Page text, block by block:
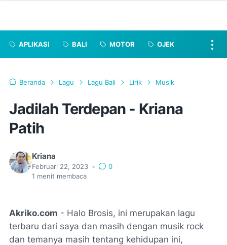
APLIKASI BALI MOTOR OJEK
Beranda Lagu Lagu Bali Lirik Musik
Jadilah Terdepan - Kriana
Patih
Kriana
Februari 22, 2023 •
0
1 menit membaca
Akriko.com - Halo Brosis, ini merupakan lagu
terbaru dari saya dan masih dengan musik rock
dan temanya masih tentang kehidupan ini,